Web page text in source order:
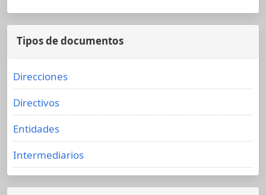
Tipos de documentos
Direcciones
Directivos
Entidades
Intermediarios